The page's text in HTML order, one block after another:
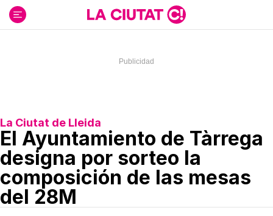
contenido
La Ciutat de Lleida
El Ayuntamiento de Tàrrega
designa por sorteo la
composición de las mesas
del 28M